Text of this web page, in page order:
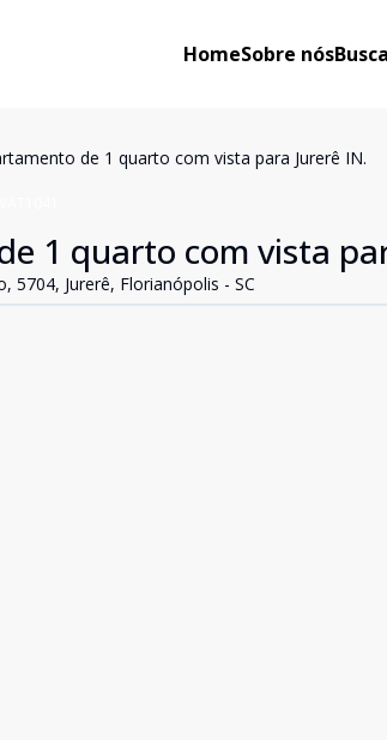
HomeSobre nós
de 1 quarto com vista para Jurerê IN.
1 quarto com vista
5704, Jurerê, Florianópolis - SC